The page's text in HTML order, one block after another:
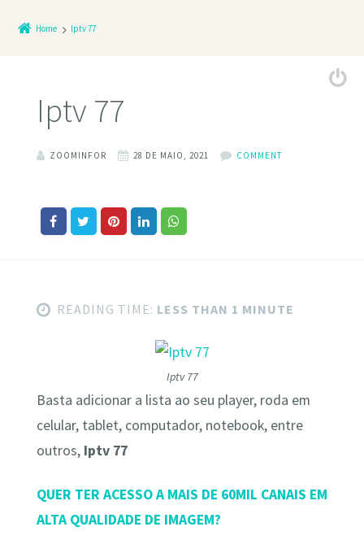
Home Iptv 77
Iptv 77
ZOOMINFOR 28 DE MAIO, 2021 COMMENT
READING TIME: LESS THAN 1 MINUTE
Iptv 77
Basta adicionar a lista ao seu player, roda em
celular, tablet, computador, notebook, entre
outros, Iptv 77
QUER TER ACESSO A MAIS DE 60MIL CANAIS EM
ALTA QUALIDADE DE IMAGEM?